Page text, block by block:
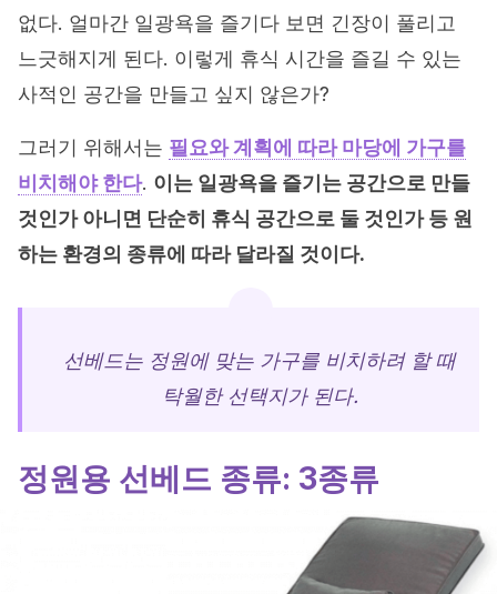
없다. 얼마간 일광욕을 즐기다 보면 긴장이 풀리고
느긋해지게 된다. 이렇게 휴식 시간을 즐길 수 있는
사적인 공간을 만들고 싶지 않은가?
그러기 위해서는 필요와 계획에 따라 마당에 가구를
비치해야 한다. 이는 일광욕을 즐기는 공간으로 만들
것인가 아니면 단순히 휴식 공간으로 둘 것인가 등 원
하는 환경의 종류에 따라 달라질 것이다.
선베드는 정원에 맞는 가구를 비치하려 할 때
탁월한 선택지가 된다.
정원용 선베드 종류: 3종류